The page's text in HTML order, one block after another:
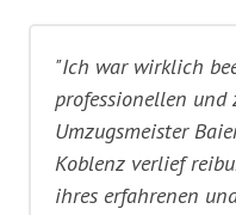
"Ich war wirklich
professionellen und
Umzugsmeister
Koblenz verlief
ihres erfahrenen